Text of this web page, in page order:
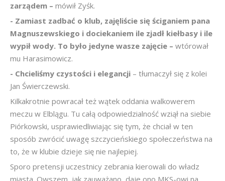
zarządem – mówił Zyśk.
- Zamiast zadbać o klub, zajęliście się ściganiem pana
Magnuszewskiego i dociekaniem ile zjadł kiełbasy i ile
wypił wody. To było jedyne wasze zajęcie – wtórował
mu Harasimowicz.
- Chcieliśmy czystości i elegancji – tłumaczył się z kolei
Jan Świerczewski.
Kilkakrotnie powracał też wątek oddania walkowerem
meczu w Elblągu. Tu całą odpowiedzialność wziął na siebie
Piórkowski, usprawiedliwiając się tym, że chciał w ten
sposób zwrócić uwagę szczycieńskiego społeczeństwa na
to, że w klubie dzieje się nie najlepiej.
Sporo pretensji uczestnicy zebrania kierowali do władz
miasta. Owszem, jak zauważano, daje ono MKS-owi na